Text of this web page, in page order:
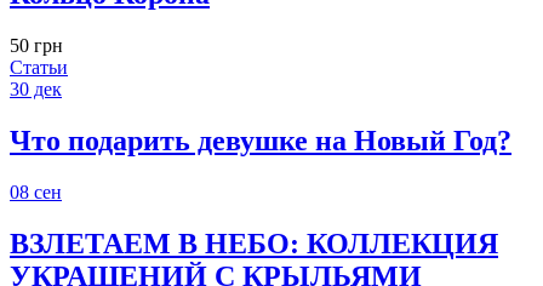
50 грн
Статьи
30 дек
Что подарить девушке на Новый Год?
08 сен
ВЗЛЕТАЕМ В НЕБО: КОЛЛЕКЦИЯ
УКРАШЕНИЙ С КРЫЛЬЯМИ